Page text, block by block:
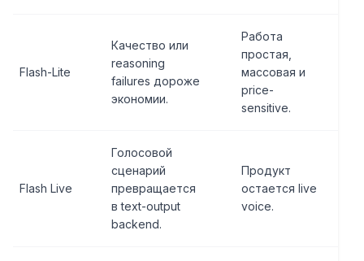
Flash-Lite
Качество или
reasoning
failures дороже
экономии.
Работа
простая,
массовая и
price-
sensitive.
Flash Live
Голосовой
сценарий
превращается
в text-output
backend.
Продукт
остается live
voice.